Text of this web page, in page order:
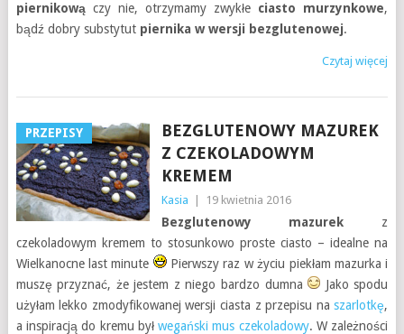
piernikowączy nie, otrzymamy zwykłe ciasto murzynkowe,
bądź dobry substytut piernika w wersji bezglutenowej.
Czytaj więcej
PRZEPISY
BEZGLUTENOWY MAZUREK
Z CZEKOLADOWYM
KREMEM
Kasia 19 kwietnia 2016
Bezglutenowy mazurek z
czekoladowym kremem to stosunkowo proste ciasto – idealne na
Wielkanocne last minute
Pierwszy raz w życiu piekłam mazurka i
muszę przyznać, że jestem z niego bardzo dumna
Jako spodu
użyłam lekko zmodyfikowanej wersji ciasta z przepisu naszarlotkę,
a inspiracją do kremu byłwegański mus czekoladowy. W zależności